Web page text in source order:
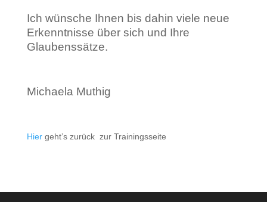
Ich wünsche Ihnen bis dahin viele neue
Erkenntnisse über sich und Ihre
Glaubenssätze.
Michaela Muthig
Hiergeht’s zurück zur Trainingsseite